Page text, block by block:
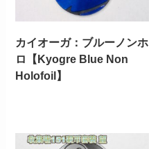
カイオーガ：ブルーノンホ
ロ【Kyogre Blue Non
Holofoil】